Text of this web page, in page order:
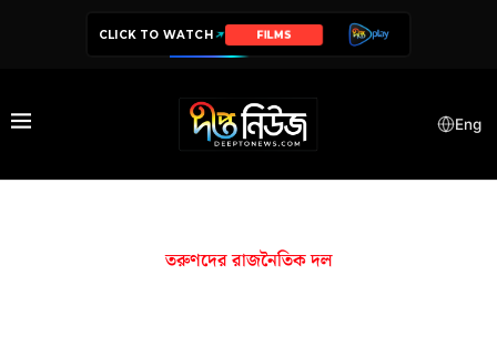
CLICK TO WATCH FILMS
Eng
তরুণদের রাজনৈতিক দল